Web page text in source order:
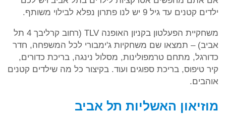
ילדים קטנים עד גיל 9 יש לנו פתרון נפלא לבילוי משותף.
משחקיית הפעלטון בקניון האופנה TLV (רחוב קרליבך 4 תל
אביב) – תמצאו שם משחקיות ג'ימבורי לכל המשפחה, חדר
כדורגל, מתחם טרמפולינות, מסלול נינגה, בריכת כדורים,
קיר טיפוס, בריכת ספוגים ועוד. בקיצור כל מה שילדים קטנים
אוהבים.
מוזיאון האשליות תל אביב